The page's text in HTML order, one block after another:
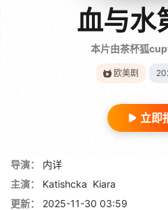
血与水
本片由茶杯狐
欧美剧
立即
导演：
内详
主演：
Katishcka Kiara
更新：
2025-11-30 03:59